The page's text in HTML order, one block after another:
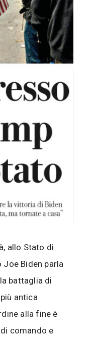
allo Stato di
Joe Biden parla
battaglia di
antica
alla fine è
comando e